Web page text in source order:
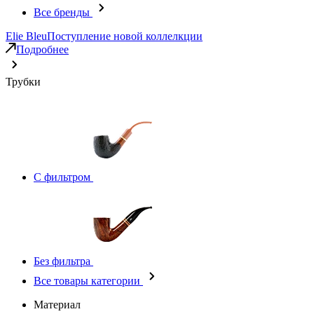
Все бренды
Elie BleuПоступление новой коллелкции
Подробнее
Трубки
С фильтром
Без фильтра
Все товары категории
Материал